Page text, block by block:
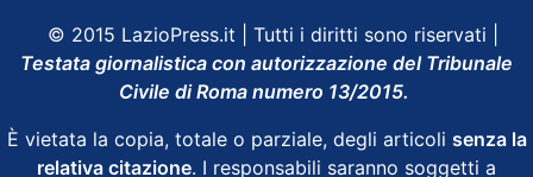
© 2015 LazioPress.it | Tutti i diritti sono riservati |
Testata giornalistica con autorizzazione del Tribunale
Civile di Roma numero 13/2015.
È vietata la copia, totale o parziale, degli articoli senza la
relativa citazione. I responsabili saranno soggetti a